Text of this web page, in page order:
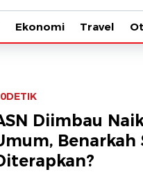
Ekonomi Travel
Diimbau
Benarkah